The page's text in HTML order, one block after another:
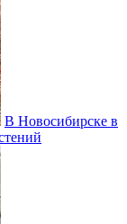
В Новосибирске в